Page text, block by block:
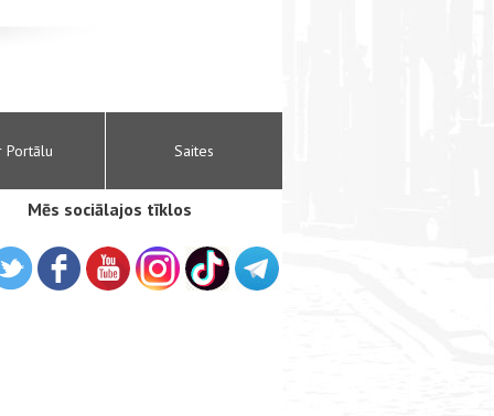
Portālu Saites
Mēs sociālajos tīklos